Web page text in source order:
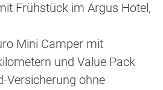
Frühstück im Argus Hotel,
Mini Camper mit
und Value Pack
Versicherung ohne